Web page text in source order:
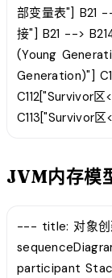
部变量表"] B21
接"] B21 -->
(Young
Generation)"]
C112["Survivor
C113["Survivor
JVM内存模
--- title: 对象创
participant